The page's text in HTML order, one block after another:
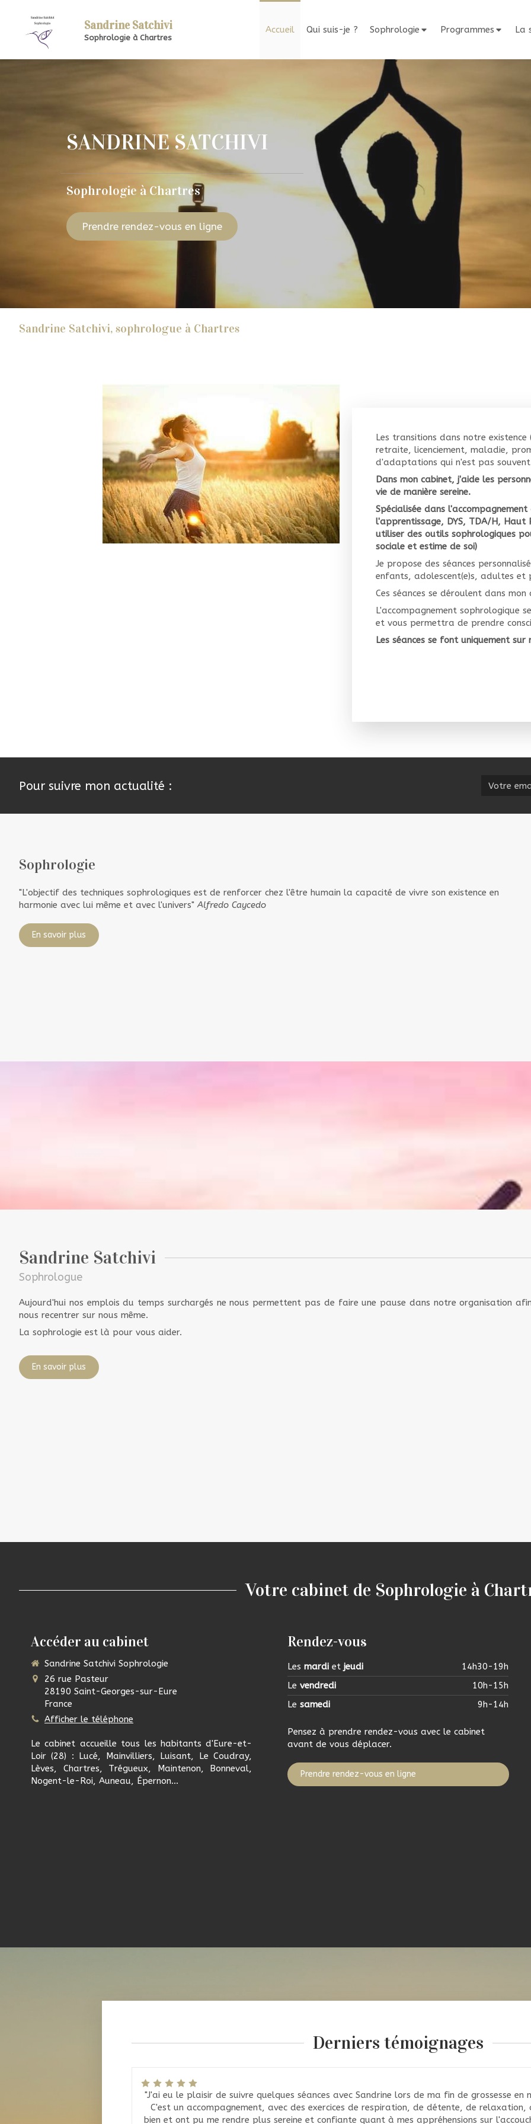
Accueil Qui suis-je ? Sophrologie Programmes La
Sandrine Satchivi
Sophrologie à Chartres
SANDRINE SATCHIVI
Sophrologie à Chartres
Prendre rendez-vous en ligne
Sandrine Satchivi, sophrologue à Chartres
Les transitions dans notre
retraite, licenciement, maladie,
d'adaptations qui n'est pas
Dans mon cabinet, j'aide les
vie de manière sereine.
Spécialisée dans
l'apprentissage, DYS, TDA/H,
utiliser des outils sophrologiques
sociale et estime de soi)
Je propose des séances
enfants, adolescent(e)s, adultes et
Ces séances se déroulent dans
L'accompagnement sophrologique
et vous permettra de prendre
Les séances se font uniquement sur
Pour suivre mon actualité : Votre email
Sophrologie
"L'objectif des techniques sophrologiques est de renforcer chez l'être humain la capacité de vivre son existence en
harmonie avec lui même et avec l'univers"Alfredo Caycedo
En savoir plus
Sandrine Satchivi
Sophrologue
Aujourd'hui nos emplois du temps surchargés ne nous permettent pas de faire une pause dans notre organisation
nous recentrer sur nous même.
La sophrologie est là pour vous aider.
En savoir plus
Votre cabinet de Sophrologie à
Accéder au cabinet
Sandrine Satchivi Sophrologie
26 rue Pasteur
28190 Saint-Georges-sur-Eure
France
Afficher le téléphone
Le cabinet accueille tous les habitants d'Eure-et-
Loir (28) : Lucé, Mainvilliers, Luisant, Le Coudray,
Lèves, Chartres, Trégueux, Maintenon, Bonneval,
Nogent-le-Roi, Auneau, Épernon...
Rendez-vous
Lesmardi etjeudi
14h30-19h
Levendredi
10h-15h
Lesamedi 9h-14h
Pensez à prendre rendez-vous avec le cabinet
avant de vous déplacer.
Prendre rendez-vous en ligne
Derniers témoignages
"J'ai eu le plaisir de suivre quelques séances avec Sandrine lors de ma fin de grossesse en
C'est un accompagnement, avec des exercices de respiration, de détente, de
bien et ont pu me rendre plus sereine et confiante quant à mes appréhensions sur